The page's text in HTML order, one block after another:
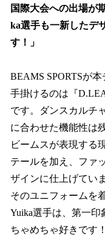
国際大会への出場が
ka選手も一新したデ
す！」
BEAMS SPORTSが
手掛けるのは『
です。ダンスカルチ
に合わせた機能性は
ビームスが表現する
テールを加え、ファ
ザインに仕上げてい
そのユニフォームを
Yuika選手は、第一
ちゃめちゃ好きです